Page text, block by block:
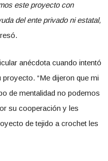
este proyecto con
del ente privado ni estatal,
anécdota cuando intentó
“Me dijeron que mi
de mentalidad no podemos
su cooperación y les
de tejido a crochet les